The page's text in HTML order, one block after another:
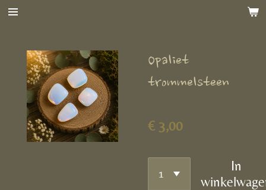
Ga
hoofdinhoud
Opaliet
trommelsteen
€ 3,00
In